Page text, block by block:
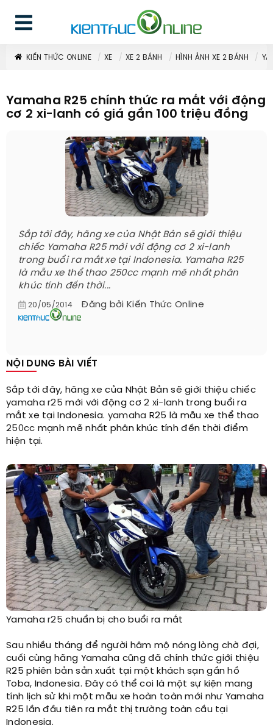
KIẾN THỨC ONLINE XE XE 2 BÁNH HÌNH ẢNH XE 2 BÁNH
Yamaha R25 chính thức ra mắt với động
cơ 2 xi-lanh có giá gần 100 triệu đồng
Sắp tới đây, hãng xe của Nhật Bản sẽ giới thiệu
chiếc Yamaha R25 mới với động cơ 2 xi-lanh
trong buổi ra mắt xe tại Indonesia. Yamaha R25
là mẫu xe thể thao 250cc mạnh mẽ nhất phân
khúc tính đến thời...
20/05/2014 Đăng bởi Kiến Thức Online
NỘI DUNG BÀI VIẾT
Sắp tới đây, hãng xe của Nhật Bản sẽ giới thiệu chiếc
yamaha r25 mới với động cơ2 xi-lanhtrong buổi ra
mắt xe tại Indonesia. yamaha R25 là mẫu xe thể thao
250cc mạnh mẽ nhất phân khúc tính đến thời điểm
hiện tại.
Yamahar25 chuẩn bị cho buổi ra mắt ​
Sau nhiều tháng để người hâm mộ nóng lòng chờ đợi,
cuối cùng hãng Yamaha cũng đã chính thức giới thiệu
R25 phiên bản sản xuất tại một khách sạn gần hồ
Toba, Indonesia. Đây có thể coi là một sự kiện mang
tính lịch sử khi một mẫu xe hoàn toàn mới như Yamaha
R25 lần đầu tiên ra mắt thị trường toàn cầu tại
Indonesia.